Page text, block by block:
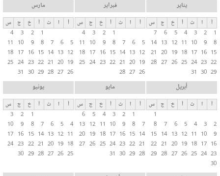
ب
ا
ت
ا
ل
أ
ا
س
ي
ة
يناير
أ ا ث أ خ ج
س
1
2
3
4
5
6
7
8
9
10
11
12
13
14
15
16
17
18
19
20
21
22
23
24
25
26
27
28
29
30
31
فبراير
أ ا ث أ خ ج
س
1
2
3
4
5
6
7
8
9
10
11
12
13
14
15
16
17
18
19
20
21
22
23
24
25
26
27
28
مارس
أ ا ث أ خ ج
س
1
2
3
4
5
6
7
8
9
10
11
12
13
14
15
16
17
18
19
20
21
22
23
24
25
26
27
28
29
30
31
أبريل
أ ا ث أ خ ج
س
1
2
3
4
5
6
7
8
9
10
11
12
13
14
15
16
17
18
19
20
21
22
23
24
25
26
27
28
29
30
مايو
أ ا ث أ خ ج
س
1
2
3
4
5
6
7
8
9
10
11
12
13
14
15
16
17
18
19
20
21
22
23
24
25
26
27
28
29
30
31
يونيو
أ ا ث أ خ ج
س
1
2
3
4
5
6
7
8
9
10
11
12
13
14
15
16
17
18
19
20
21
22
23
24
25
26
27
28
29
30